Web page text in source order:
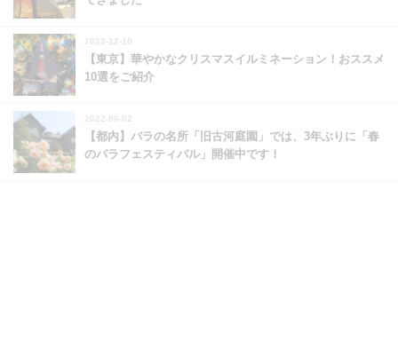
2022-12-10
【東京】華やかなクリスマスイルミネーション！おススメ
10選をご紹介
2022-06-02
【都内】バラの名所「旧古河庭園」では、3年ぶりに「春
のバラフェスティバル」開催中です！